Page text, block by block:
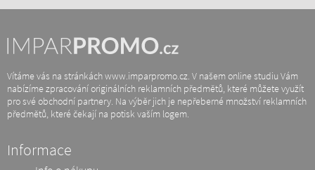
Vítáme vás na stránkách www.imparpromo.cz. V našem online studiu Vám
nabízíme zpracování originálních reklamních předmětů, které můžete využít
pro své obchodní partnery. Na výběr jich je nepřeberné množství reklamních
předmětů, které čekají na potisk vaším logem.
Informace